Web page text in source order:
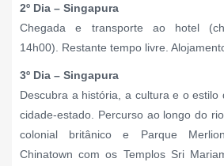
2º Dia – Singapura
Chegada e transporte ao hotel
14h00). Restante tempo livre.
3º Dia – Singapura
Descubra a história, a cultura e o estilo
cidade-estado. Percurso ao longo do
colonial britânico e Parque
Chinatown com os Templos Sri